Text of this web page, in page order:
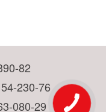
82
230-76
080-29